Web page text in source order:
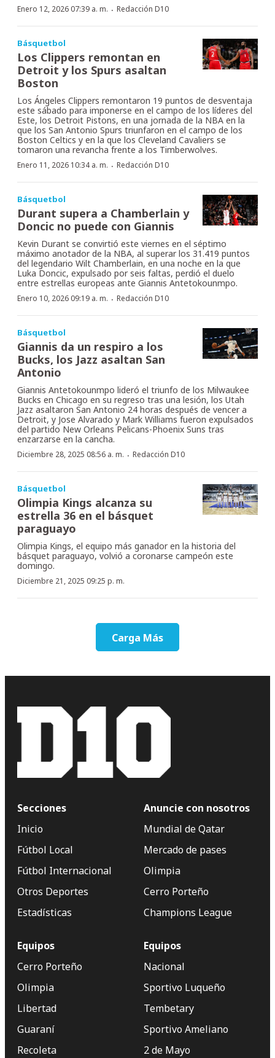
Enero 12, 2026 07:39 a. m. · Redacción D10
Básquetbol
Los Clippers remontan en
Detroit y los Spurs asaltan
Boston
Los Ángeles Clippers remontaron 19 puntos de desventaja
este sábado para imponerse en el campo de los líderes del
Este, los Detroit Pistons, en una jornada de la NBA en la
que los San Antonio Spurs triunfaron en el campo de los
Boston Celtics y en la que los Cleveland Cavaliers se
tomaron una revancha frente a los Timberwolves.
Enero 11, 2026 10:34 a. m. · Redacción D10
Básquetbol
Durant supera a Chamberlain y
Doncic no puede con Giannis
Kevin Durant se convirtió este viernes en el séptimo
máximo anotador de la NBA, al superar los 31.419 puntos
del legendario Wilt Chamberlain, en una noche en la que
Luka Doncic, expulsado por seis faltas, perdió el duelo
entre estrellas europeas ante Giannis Antetokounmpo.
Enero 10, 2026 09:19 a. m. · Redacción D10
Básquetbol
Giannis da un respiro a los
Bucks, los Jazz asaltan San
Antonio
Giannis Antetokounmpo lideró el triunfo de los Milwaukee
Bucks en Chicago en su regreso tras una lesión, los Utah
Jazz asaltaron San Antonio 24 horas después de vencer a
Detroit, y Jose Alvarado y Mark Williams fueron expulsados
del partido New Orleans Pelicans-Phoenix Suns tras
enzarzarse en la cancha.
Diciembre 28, 2025 08:56 a. m. · Redacción D10
Básquetbol
Olimpia Kings alcanza su
estrella 36 en el básquet
paraguayo
Olimpia Kings, el equipo más ganador en la historia del
básquet paraguayo, volvió a coronarse campeón este
domingo.
Diciembre 21, 2025 09:25 p. m.
Carga Más
Secciones
Inicio
Fútbol Local
Fútbol Internacional
Otros Deportes
Estadísticas
Anuncie con nosotros
Mundial de Qatar
Mercado de pases
Olimpia
Cerro Porteño
Champions League
Equipos
Cerro Porteño
Olimpia
Libertad
Guaraní
Recoleta
Equipos
Nacional
Sportivo Luqueño
Tembetary
Sportivo Ameliano
2 de Mayo